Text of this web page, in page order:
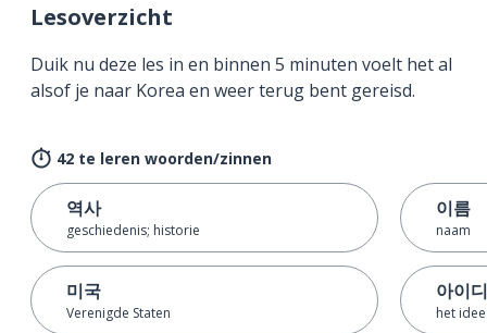
Lesoverzicht
Duik nu deze les in en binnen 5 minuten voelt het al
alsof je naar Korea en weer terug bent gereisd.
42 te leren woorden/zinnen
역사
geschiedenis; historie
미국
Verenigde Staten
이름
naam
아이
het idee